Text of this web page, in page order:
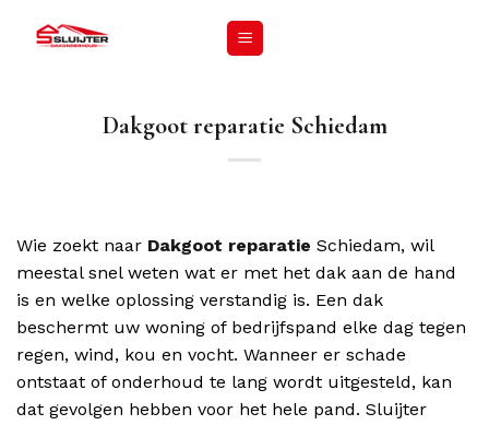
Dakgoot reparatie Schiedam
Wie zoekt naar Dakgoot reparatie Schiedam, wil
meestal snel weten wat er met het dak aan de hand
is en welke oplossing verstandig is. Een dak
beschermt uw woning of bedrijfspand elke dag tegen
regen, wind, kou en vocht. Wanneer er schade
ontstaat of onderhoud te lang wordt uitgesteld, kan
dat gevolgen hebben voor het hele pand. Sluijter